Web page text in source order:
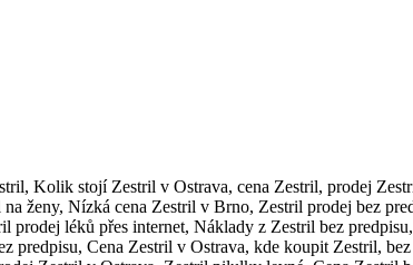
Kolik stojí Zestril v Ostrava, cena Zestril, prodej
ženy, Nízká cena Zestril v Brno, Zestril prodej bez
léků přes internet, Náklady z Zestril bez
Cena Zestril v Ostrava, kde koupit Zestril,